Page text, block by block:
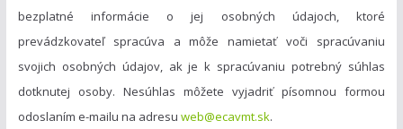
bezplatné informácie o jej osobných údajoch, ktoré
prevádzkovateľ spracúva a môže namietať voči spracúvaniu
svojich osobných údajov, ak je k spracúvaniu potrebný súhlas
dotknutej osoby. Nesúhlas môžete vyjadriť písomnou formou
odoslaním e-mailu na adresu web@ecavmt.sk.